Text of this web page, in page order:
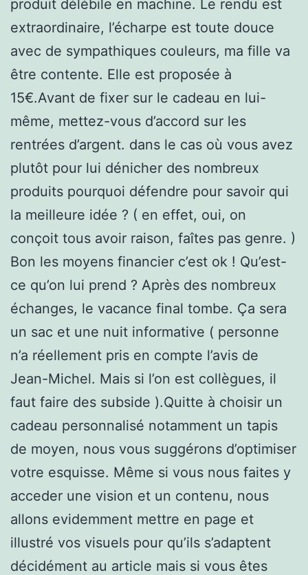
produit délébile en machine. Le rendu est
extraordinaire, l’écharpe est toute douce
avec de sympathiques couleurs, ma fille va
être contente. Elle est proposée à
15€.Avant de fixer sur le cadeau en lui-
même, mettez-vous d’accord sur les
rentrées d’argent. dans le cas où vous avez
plutôt pour lui dénicher des nombreux
produits pourquoi défendre pour savoir qui
la meilleure idée ? ( en effet, oui, on
conçoit tous avoir raison, faîtes pas genre. )
Bon les moyens financier c’est ok ! Qu’est-
ce qu’on lui prend ? Après des nombreux
échanges, le vacance final tombe. Ça sera
un sac et une nuit informative ( personne
n’a réellement pris en compte l’avis de
Jean-Michel. Mais si l’on est collègues, il
faut faire des subside ).Quitte à choisir un
cadeau personnalisé notamment un tapis
de moyen, nous vous suggérons d’optimiser
votre esquisse. Même si vous nous faites y
acceder une vision et un contenu, nous
allons evidemment mettre en page et
illustré vos visuels pour qu’ils s’adaptent
décidément au article mais si vous êtes